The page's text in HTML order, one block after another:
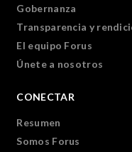
Gobernanza
Transparencia y
El equipo Forus
Únete a nosotros
CONECTAR
Resumen
Somos Forus